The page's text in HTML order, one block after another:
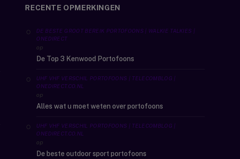
RECENTE OPMERKINGEN
DE BESTE GROOT BEREIK PORTOFOONS | WALKIE TALKIES |
ONEDIRECT
op
De Top 3 Kenwood Portofoons
UHF VHF VERSCHIL PORTOFOONS | TELECOMBLOG |
ONEDIRECT.CO.NL
op
Alles wat u moet weten over portofoons
UHF VHF VERSCHIL PORTOFOONS | TELECOMBLOG |
ONEDIRECT.CO.NL
op
De beste outdoor sport portofoons